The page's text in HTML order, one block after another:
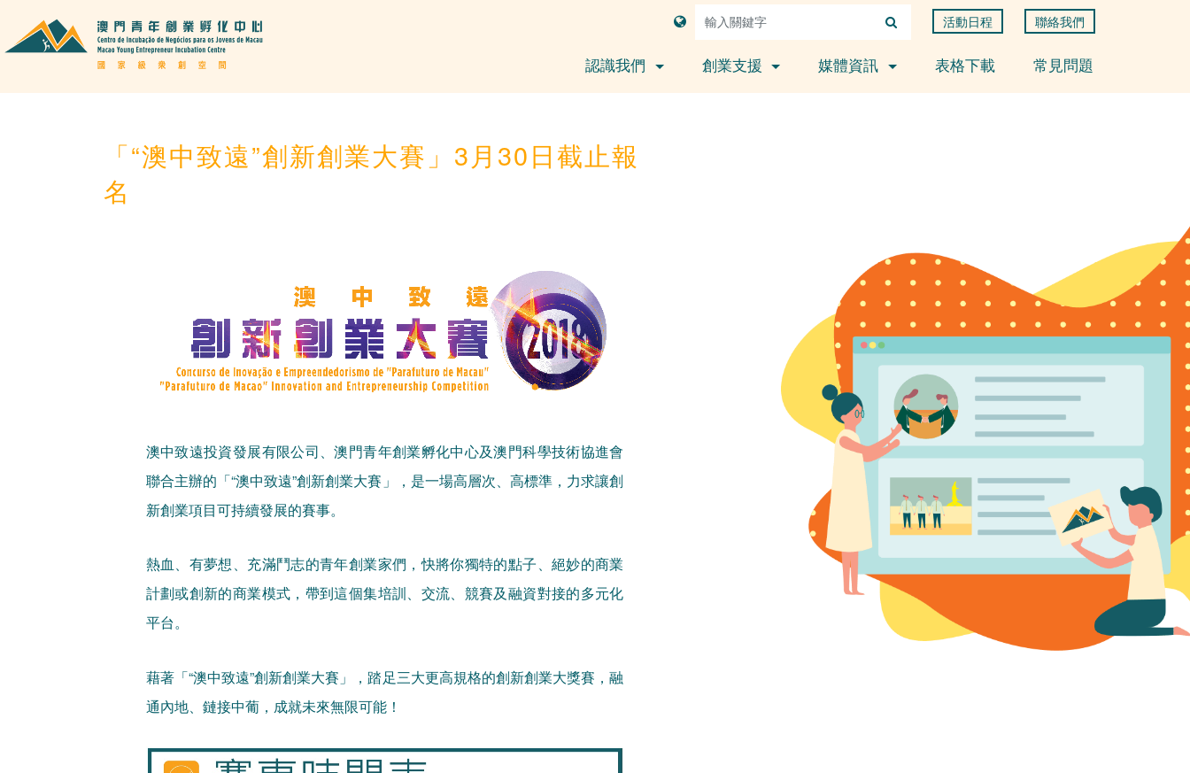
活動日程 聯絡我們
認識我們 創業支援 媒體資訊 表格下載 常見問題
「“澳中致遠”創新創業大賽」3月30日截止報
名
澳中致遠投資發展有限公司、澳門青年創業孵化中心及澳門科學技術協進會
聯合主辦的「“澳中致遠”創新創業大賽」，是一場高層次、高標準，力求讓創
新創業項目可持續發展的賽事。
熱血、有夢想、充滿鬥志的青年創業家們，快將你獨特的點子、絕妙的商業
計劃或創新的商業模式，帶到這個集培訓、交流、競賽及融資對接的多元化
平台。
藉著「“澳中致遠”創新創業大賽」，踏足三大更高規格的創新創業大獎賽，融
通內地、鏈接中葡，成就未來無限可能！